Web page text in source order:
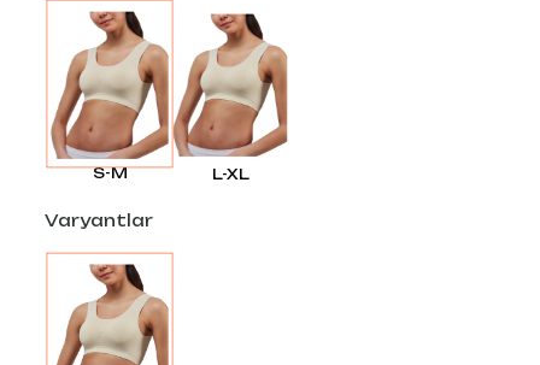
S-M L-XL
Varyantlar